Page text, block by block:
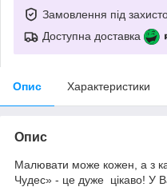
Замовлення під
Доступна доставка
Опис Характеристики
Опис
Малювати може кожен, а з
Чудес» - це дуже цікаво! У